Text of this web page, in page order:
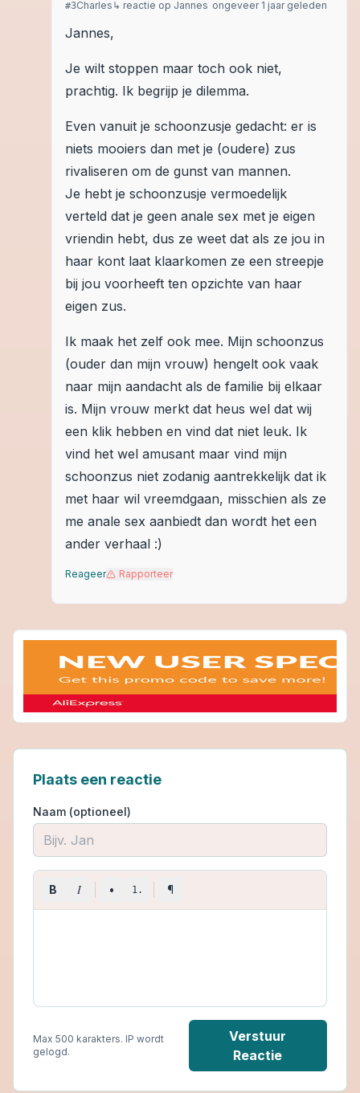
#3Charles ↳ reactie op Jannes ongeveer 1 jaar geleden
Jannes,
Je wilt stoppen maar toch ook niet,
prachtig. Ik begrijp je dilemma.
Even vanuit je schoonzusje gedacht: er is
niets mooiers dan met je (oudere) zus
rivaliseren om de gunst van mannen.
Je hebt je schoonzusje vermoedelijk
verteld dat je geen anale sex met je eigen
vriendin hebt, dus ze weet dat als ze jou in
haar kont laat klaarkomen ze een streepje
bij jou voorheeft ten opzichte van haar
eigen zus.
Ik maak het zelf ook mee. Mijn schoonzus
(ouder dan mijn vrouw) hengelt ook vaak
naar mijn aandacht als de familie bij elkaar
is. Mijn vrouw merkt dat heus wel dat wij
een klik hebben en vind dat niet leuk. Ik
vind het wel amusant maar vind mijn
schoonzus niet zodanig aantrekkelijk dat ik
met haar wil vreemdgaan, misschien als ze
me anale sex aanbiedt dan wordt het een
ander verhaal :)
Reageer Rapporteer
Plaats een reactie
Naam (optioneel)
B I • 1. ¶
Max 500 karakters. IP wordt
gelogd.
Verstuur
Reactie